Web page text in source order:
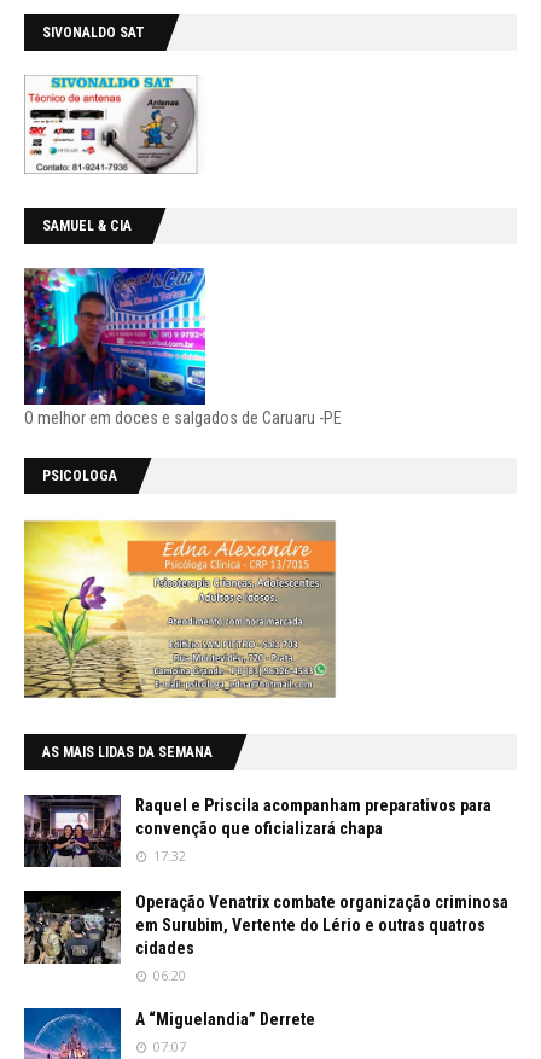
SIVONALDO SAT
SAMUEL & CIA
O melhor em doces e salgados de Caruaru -PE
PSICOLOGA
AS MAIS LIDAS DA SEMANA
Raquel e Priscila acompanham preparativos para
convenção que oficializará chapa
17:32
Operação Venatrix combate organização criminosa
em Surubim, Vertente do Lério e outras quatros
cidades
06:20
A “Miguelandia” Derrete
07:07